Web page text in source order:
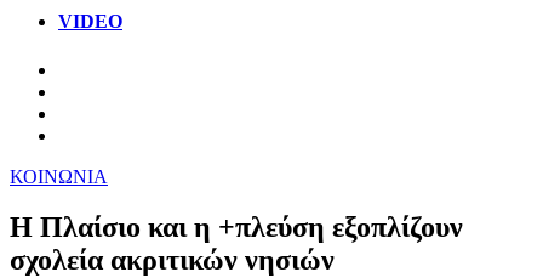
VIDEO
ΚΟΙΝΩΝΙΑ
Η Πλαίσιο και η +πλεύση εξοπλίζουν
σχολεία ακριτικών νησιών